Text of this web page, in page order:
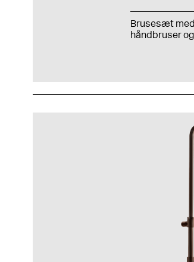
Brusesæt
håndbruser